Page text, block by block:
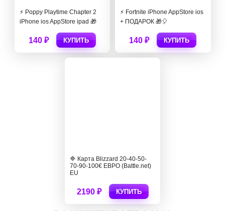
⚡️ Poppy Playtime Chapter 2
iPhone ios AppStore ipad 🎁
140 ₽ КУПИТЬ
⚡️ Fortnite iPhone AppStore ios
+ ПОДАРОК 🎁🎈
140 ₽ КУПИТЬ
🔷 Карта Blizzard 20-40-50-
70-90-100€ ЕВРО (Battle.net)
EU
2190 ₽ КУПИТЬ